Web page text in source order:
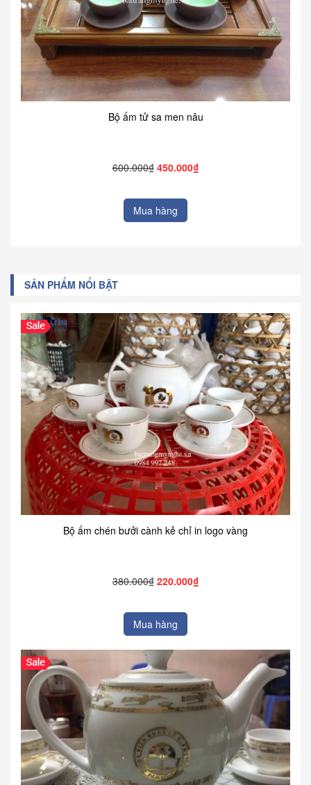
Bộ ấm tử sa men nâu
600.000₫ 450.000₫
Mua hàng
SẢN PHẨM NỔI BẬT
Bộ ấm chén bưởi cành kẻ chỉ in logo vàng
380.000₫ 220.000₫
Mua hàng